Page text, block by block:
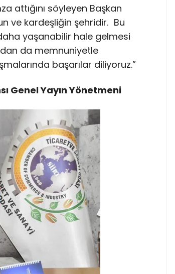
attığını söyleyen Başkan
ve kardeşliğin şehridir. Bu
yaşanabilir hale gelmesi
da memnuniyetle
başarılar diliyoruz.”
Genel Yayın Yönetmeni